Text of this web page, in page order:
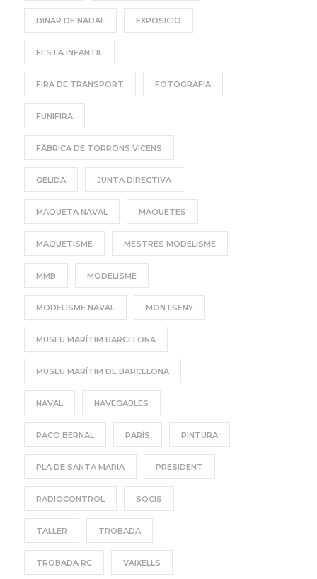
DINAR DE NADAL EXPOSICIO
FESTA INFANTIL
FIRA DE TRANSPORT FOTOGRAFIA
FUNIFIRA
FÀBRICA DE TORRONS VICENS
GELIDA JUNTA DIRECTIVA
MAQUETA NAVAL MAQUETES
MAQUETISME MESTRES MODELISME
MMB MODELISME
MODELISME NAVAL MONTSENY
MUSEU MARÍTIM BARCELONA
MUSEU MARÍTIM DE BARCELONA
NAVAL NAVEGABLES
PACO BERNAL PARÍS PINTURA
PLA DE SANTA MARIA PRESIDENT
RADIOCONTROL SOCIS
TALLER TROBADA
TROBADA RC VAIXELLS